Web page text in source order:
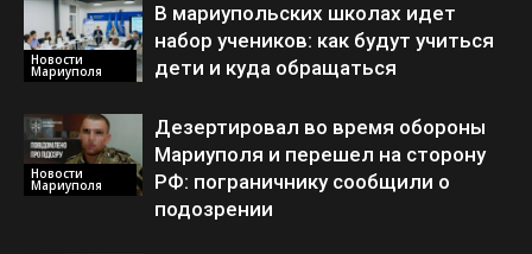
Новости
Мариуполя
В мариупольских школах идет
набор учеников: как будут учиться
дети и куда обращаться
Новости
Мариуполя
Дезертировал во время обороны
Мариуполя и перешел на сторону
РФ: пограничнику сообщили о
подозрении